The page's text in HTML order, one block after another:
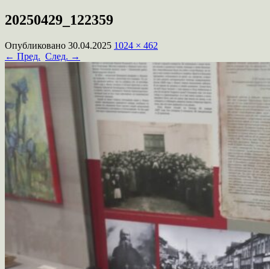
20250429_122359
Опубликовано 30.04.2025 1024 × 462
← Пред. След. →